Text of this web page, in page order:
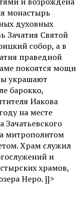
монастырь
духовных
Зачатия Святой
собор, а в
праведной
покоятся мощи
украшают
барокко,
Иакова
на месте
Зачатьевского
митрополитом
Храм служил
и
храмов,
Неро. ]]>